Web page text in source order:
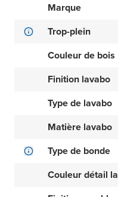
Marque
Trop-plein
Couleur de bois
Finition lavabo
Type de lavabo
Matière lavabo
Type de bonde
Couleur détail